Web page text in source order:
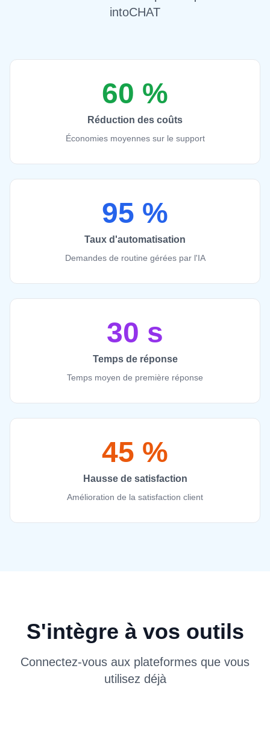
intoCHAT
60 %
Réduction des coûts
Économies moyennes sur le support
95 %
Taux d'automatisation
Demandes de routine gérées par l'IA
30 s
Temps de réponse
Temps moyen de première réponse
45 %
Hausse de satisfaction
Amélioration de la satisfaction client
S'intègre à vos outils
Connectez-vous aux plateformes que vous
utilisez déjà